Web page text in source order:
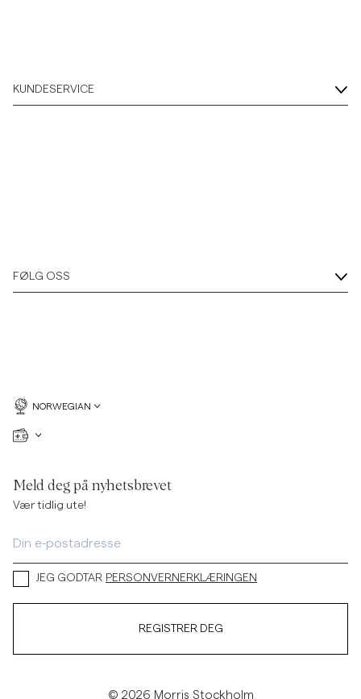
KUNDESERVICE
FØLG OSS
NORWEGIAN
Meld deg på nyhetsbrevet
Vær tidlig ute!
JEG GODTAR PERSONVERNERKLÆRINGEN
REGISTRER DEG
© 2026 Morris Stockholm